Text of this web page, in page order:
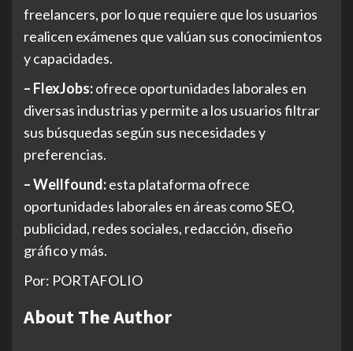
freelancers, por lo que requiere que los usuarios
realicen exámenes que valúan sus conocimientos
y capacidades.
– FlexJobs:ofrece oportunidades laborales en
diversas industrias y permite a los usuarios filtrar
sus búsquedas según sus necesidades y
preferencias.
– Wellfound:esta plataforma ofrece
oportunidades laborales en áreas como SEO,
publicidad, redes sociales, redacción, diseño
gráfico y más.
Por: PORTAFOLIO
About The Author